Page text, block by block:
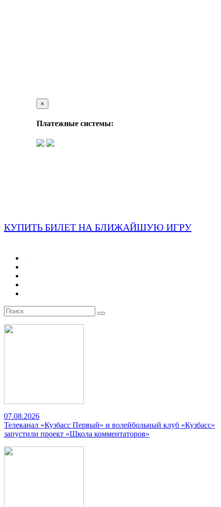
×
Платежные системы:
КУПИТЬ БИЛЕТ НА БЛИЖАЙШУЮ ИГРУ
07.08.2026
Телеканал «Кузбасс Первый» и волейбольный клуб «Кузбасс»
запустили проект «Школа комментаторов»